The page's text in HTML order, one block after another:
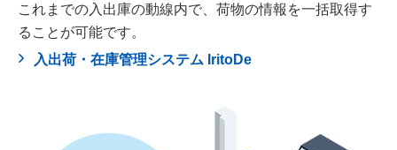
これまでの入出庫の動線内で、荷物の情報を一括取得す
ることが可能です。
入出荷・在庫管理システム IritoDe